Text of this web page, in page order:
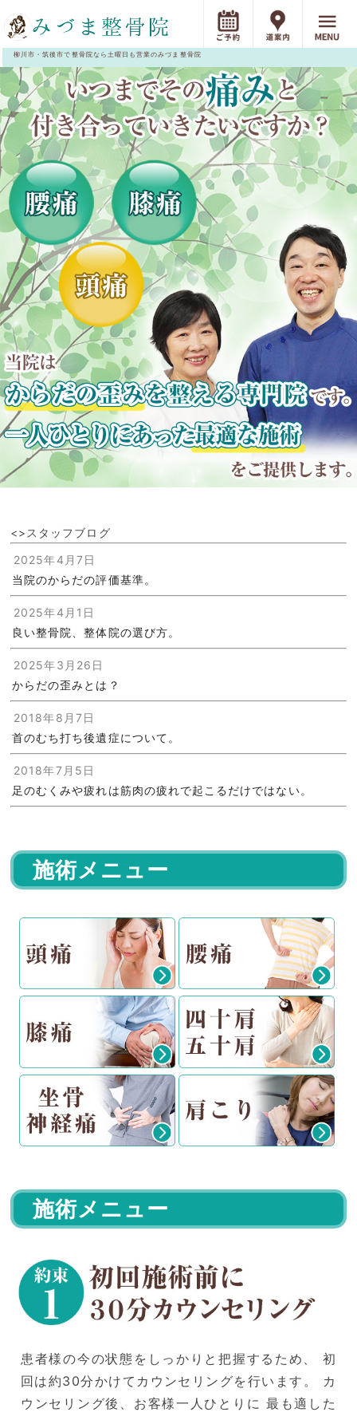
柳川市・筑後市で整骨院なら土曜日も営業のみづま整骨院
<>スタッフブログ
2025年4月7日
当院のからだの評価基準。
2025年4月1日
良い整骨院、整体院の選び方。
2025年3月26日
からだの歪みとは？
2018年8月7日
首のむち打ち後遺症について。
2018年7月5日
足のむくみや疲れは筋肉の疲れで起こるだけではない。
施術メニュー
施術メニュー
患者様の今の状態をしっかりと把握するため、 初
回は約30分かけてカウンセリングを行います。 カ
ウンセリング後、お客様一人ひとりに 最も適した